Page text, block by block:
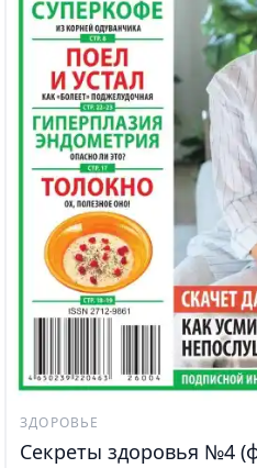
ЗДОРОВЬЕ
Секреты здоровья №4